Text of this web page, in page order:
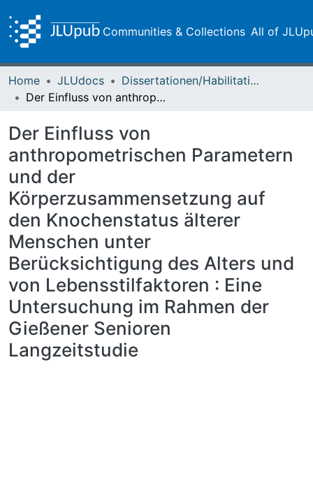
Communities & Collections All of
Home JLUdocs
Dissertationen/Habilitationen
Der Einfluss von anthropometrischen Parametern und der Körperzusammensetzung auf den Knochenstatus älterer Menschen unter Berücksichtigung des Alters und von Lebensstilfaktoren : Eine Untersuchung im Rahmen der Gießener Senioren Langzeitstudie
Der Einfluss von
anthropometrischen Parametern
und der
Körperzusammensetzung auf
den Knochenstatus älterer
Menschen unter
Berücksichtigung des Alters und
von Lebensstilfaktoren : Eine
Untersuchung im Rahmen der
Gießener Senioren
Langzeitstudie